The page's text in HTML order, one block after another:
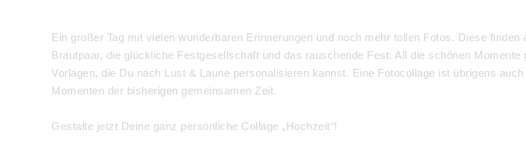
Ein großer Tag mit vielen wunderbaren Erinnerungen und noch mehr tollen Fotos. Diese
Brautpaar, die glückliche Festgesellschaft und das rauschende Fest: All die schönen
Vorlagen, die Du nach Lust & Laune personalisieren kannst. Eine Fotocollage ist übrigens
Momenten der bisherigen gemeinsamen Zeit.
Gestalte jetzt Deine ganz persönliche Collage „Hochzeit“!